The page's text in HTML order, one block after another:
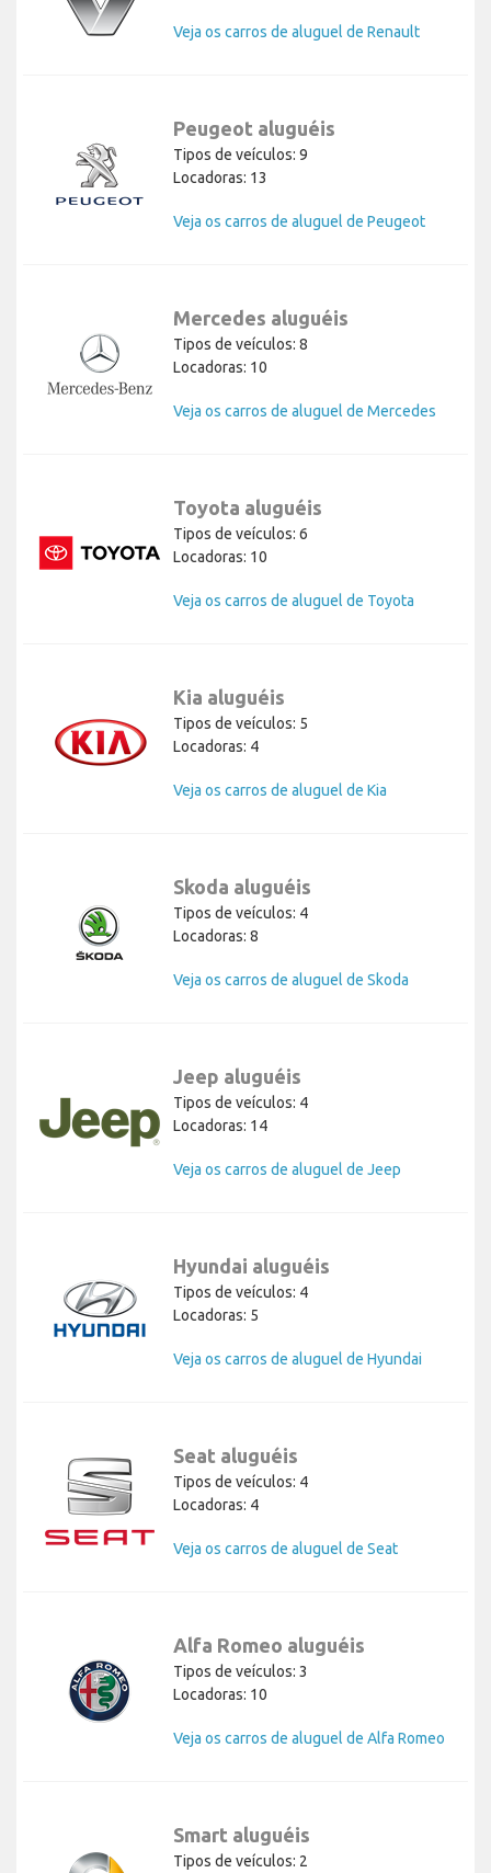
Veja os carros de aluguel de Renault
Peugeot aluguéis
Tipos de veículos: 9
Locadoras: 13
Veja os carros de aluguel de Peugeot
Mercedes aluguéis
Tipos de veículos: 8
Locadoras: 10
Veja os carros de aluguel de Mercedes
Toyota aluguéis
Tipos de veículos: 6
Locadoras: 10
Veja os carros de aluguel de Toyota
Kia aluguéis
Tipos de veículos: 5
Locadoras: 4
Veja os carros de aluguel de Kia
Skoda aluguéis
Tipos de veículos: 4
Locadoras: 8
Veja os carros de aluguel de Skoda
Jeep aluguéis
Tipos de veículos: 4
Locadoras: 14
Veja os carros de aluguel de Jeep
Hyundai aluguéis
Tipos de veículos: 4
Locadoras: 5
Veja os carros de aluguel de Hyundai
Seat aluguéis
Tipos de veículos: 4
Locadoras: 4
Veja os carros de aluguel de Seat
Alfa Romeo aluguéis
Tipos de veículos: 3
Locadoras: 10
Veja os carros de aluguel de Alfa Romeo
Smart aluguéis
Tipos de veículos: 2